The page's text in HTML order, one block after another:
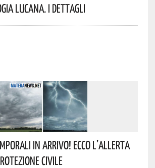
Lucana. I Dettagli
In Arrivo! Ecco L’allerta
Civile